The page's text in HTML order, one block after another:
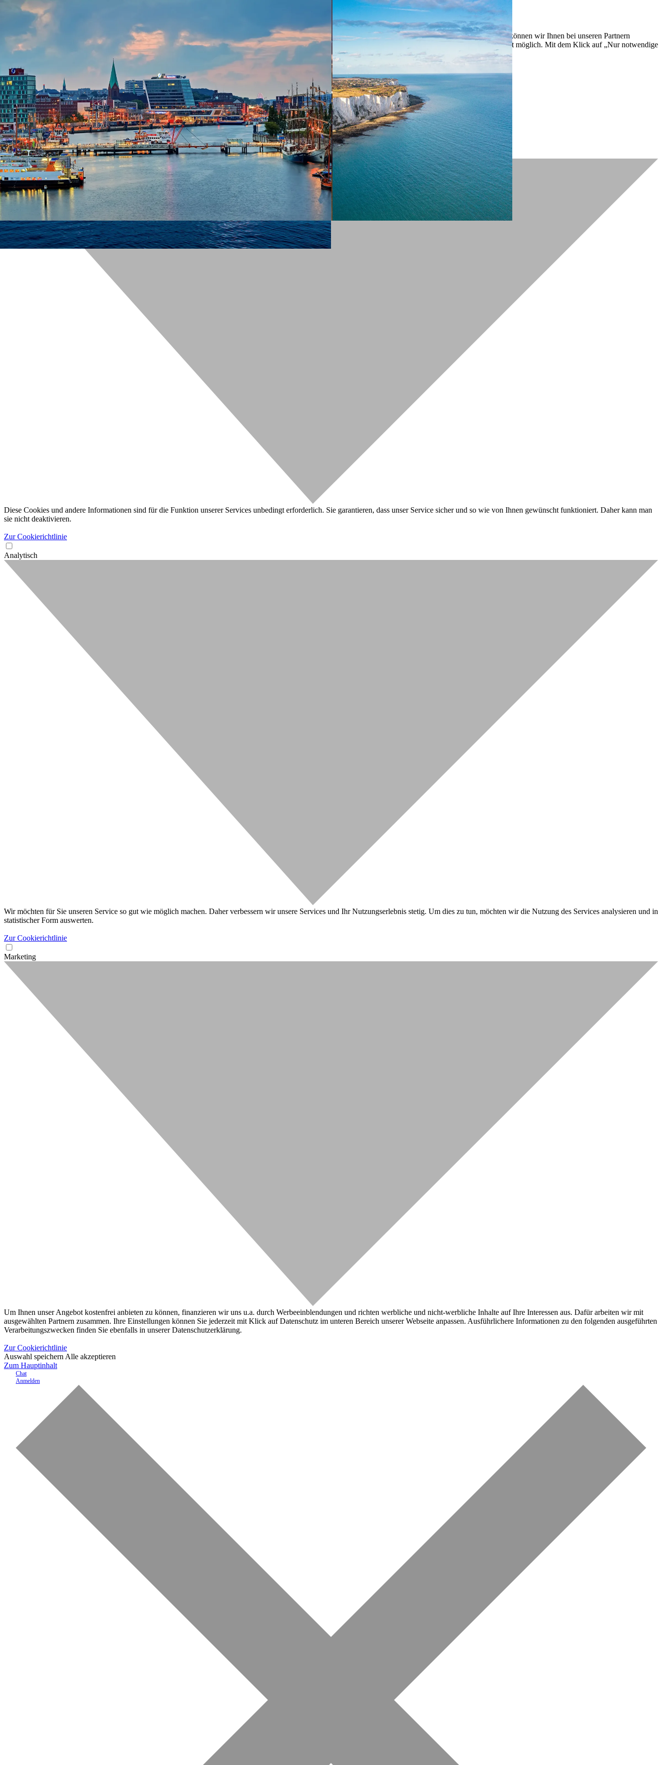
Nur notwendige Cookies
Unvergleichlich lecker
Mit dem Klick auf „geht klar” ermöglichen Sie uns Ihnen über Cookies ein verbessertes Nutzungserlebnis zu servieren und dieses kontinuierlich zu verbessern. So können wir Ihnen bei unseren Partnern
personalisierte Werbung und passende Angebote anzeigen. Über „anpassen” können Sie Ihre persönlichen Präferenzen festlegen. Dies ist auch nachträglich jederzeit möglich. Mit dem Klick auf „Nur notwendige
Cookies” werden lediglich technisch notwendige Cookies gespeichert.
Datenschutzerklärung
Cookierichtlinie
Impressum
« zurück
Ihre Cookie-Präferenzen verwalten
Wählen Sie, welche Cookies Sie auf check24.de akzeptieren.
Die Cookierichtlinie finden Siehier.
Notwendig
Diese Cookies und andere Informationen sind für die Funktion unserer Services unbedingt erforderlich. Sie garantieren, dass unser Service sicher und so wie von Ihnen gewünscht funktioniert. Daher kann man
sie nicht deaktivieren.
Zur Cookierichtlinie
Analytisch
Wir möchten für Sie unseren Service so gut wie möglich machen. Daher verbessern wir unsere Services und Ihr Nutzungserlebnis stetig. Um dies zu tun, möchten wir die Nutzung des Services analysieren und in
statistischer Form auswerten.
Zur Cookierichtlinie
Marketing
Um Ihnen unser Angebot kostenfrei anbieten zu können, finanzieren wir uns u.a. durch Werbeeinblendungen und richten werbliche und nicht-werbliche Inhalte auf Ihre Interessen aus. Dafür arbeiten wir mit
ausgewählten Partnern zusammen. Ihre Einstellungen können Sie jederzeit mit Klick auf Datenschutz im unteren Bereich unserer Webseite anpassen. Ausführlichere Informationen zu den folgenden ausgeführten
Verarbeitungszwecken finden Sie ebenfalls in unserer Datenschutzerklärung.
Zur Cookierichtlinie
Auswahl speichern Alle akzeptieren
Zum Hauptinhalt
Chat
Anmelden